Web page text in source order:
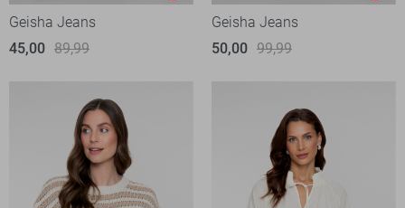
Geisha Jeans
45,00 89,99
Geisha Jeans
50,00 99,99